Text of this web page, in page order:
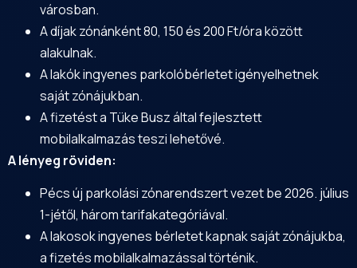
városban.
A díjak zónánként 80, 150 és 200 Ft/óra között
alakulnak.
A lakók ingyenes parkolóbérletet igényelhetnek
saját zónájukban.
A fizetést a Tüke Busz által fejlesztett
mobilalkalmazás teszi lehetővé.
A lényeg röviden:
Pécs új parkolási zónarendszert vezet be 2026. július
1-jétől, három tarifakategóriával.
A lakosok ingyenes bérletet kapnak saját zónájukba,
a fizetés mobilalkalmazással történik.